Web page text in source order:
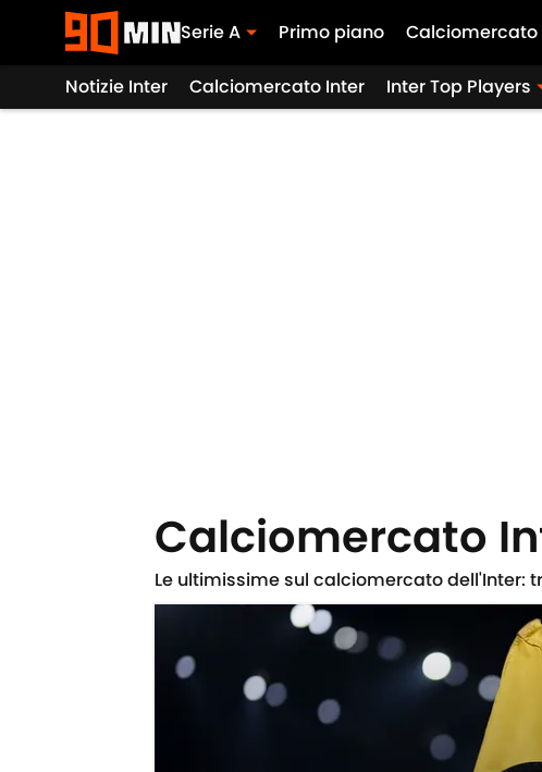
Serie A Primo piano Calciomercato
Notizie Inter Calciomercato Inter Inter Top Players
Calciomercato
Le ultimissime sul calciomercato dell'Inter: